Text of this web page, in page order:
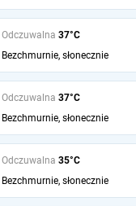
Odczuwalna 37°C
Bezchmurnie, słonecznie
Odczuwalna 37°C
Bezchmurnie, słonecznie
Odczuwalna 35°C
Bezchmurnie, słonecznie